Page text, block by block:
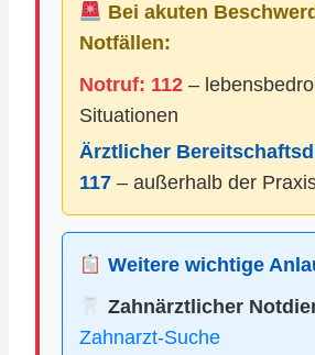
Bei akuten
Notfällen:
Notruf: 112 –
Situationen
Ärztlicher
117 – außerhalb der
Weitere wichtige
Zahnärztlicher
Zahnarzt-Suche